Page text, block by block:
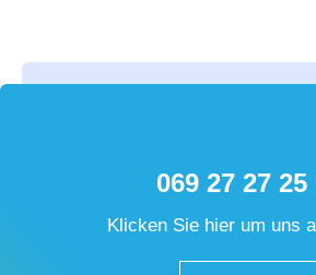
069 27 27 25
Klicken Sie hier um uns